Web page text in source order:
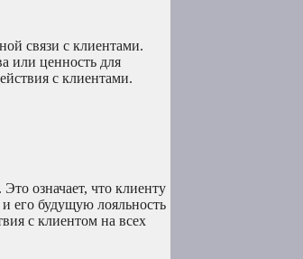
связи с клиентами.
или ценность для
с клиентами.
означает, что клиенту
его будущую лояльность
с клиентом на всех